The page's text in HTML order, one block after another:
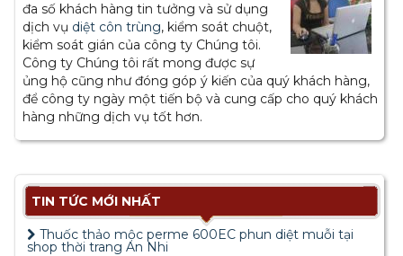
đa số khách hàng tin tưởng và sử dụng
dịch vụ diệt côn trùng, kiểm soát chuột,
kiểm soát gián của công ty Chúng tôi.
Công ty Chúng tôi rất mong được sự
ủng hộ cũng như đóng góp ý kiến của quý khách hàng,
để công ty ngày một tiến bộ và cung cấp cho quý khách
hàng những dịch vụ tốt hơn.
TIN TỨC MỚI NHẤT
Thuốc thảo mộc perme 600EC phun diệt muỗi tại
shop thời trang An Nhi